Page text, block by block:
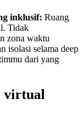
inklusif: Ruang
Tidak
zona waktu
isolasi selama deep
dari yang
virtual